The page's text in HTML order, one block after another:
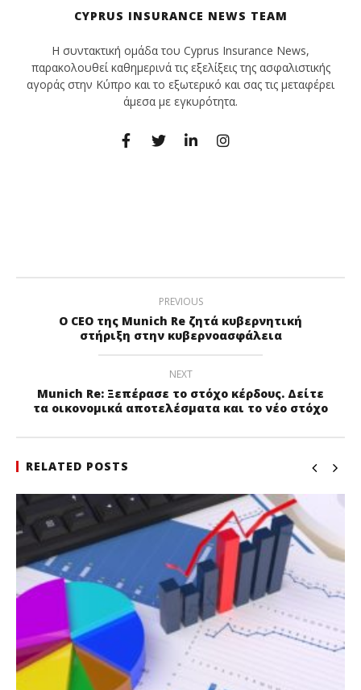
CYPRUS INSURANCE NEWS TEAM
Η συντακτική ομάδα του Cyprus Insurance News,
παρακολουθεί καθημερινά τις εξελίξεις της ασφαλιστικής
αγοράς στην Κύπρο και το εξωτερικό και σας τις μεταφέρει
άμεσα με εγκυρότητα.
PREVIOUS
Ο CEO της Munich Re ζητά κυβερνητική
στήριξη στην κυβερνοασφάλεια
NEXT
Munich Re: Ξεπέρασε το στόχο κέρδους. Δείτε
τα οικονομικά αποτελέσματα και το νέο στόχο
RELATED POSTS